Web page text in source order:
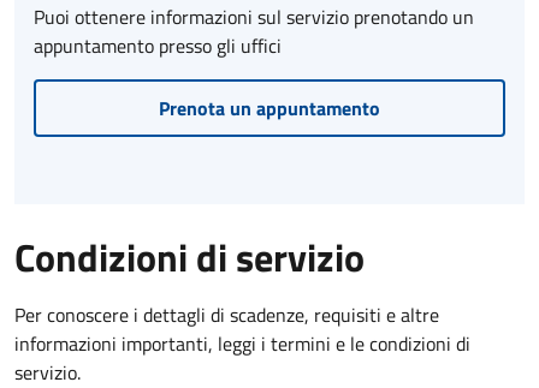
Puoi ottenere informazioni sul servizio prenotando un
appuntamento presso gli uffici
Prenota un appuntamento
Condizioni di servizio
Per conoscere i dettagli di scadenze, requisiti e altre
informazioni importanti, leggi i termini e le condizioni di
servizio.